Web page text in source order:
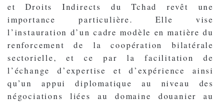
et Droits Indirects du Tchad revêt une
importance particulière. Elle vise
l’instauration d’un cadre modèle en matière du
renforcement de la coopération bilatérale
sectorielle, et ce par la facilitation de
l’échange d’expertise et d’expérience ainsi
qu’un appui diplomatique au niveau des
négociations liées au domaine douanier au